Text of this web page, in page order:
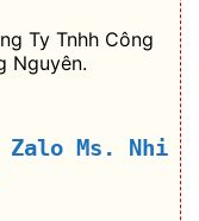
Ty Tnhh Công
Nguyên.
Zalo Ms. Nhi